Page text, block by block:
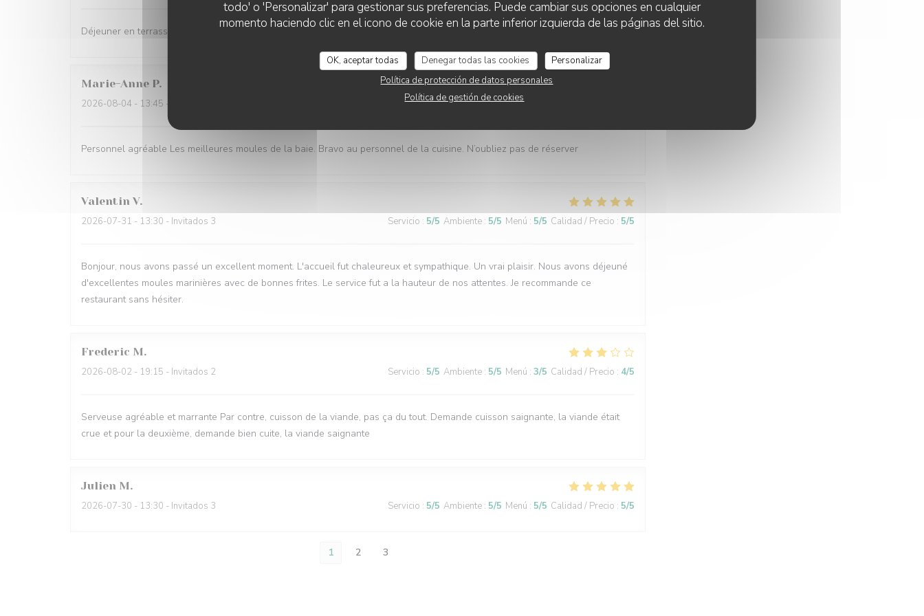
todo' o 'Personalizar' para gestionar sus preferencias. Puede cambiar sus opciones en cualquier
momento haciendo clic en el icono de cookie en la parte inferior izquierda de las páginas del sitio.
OK, aceptar todas Denegar todas las cookies
Personalizar
Política de protección de datos personales
Política de gestión de cookies
Déjeuner en terrasse très agréable et des plats de qualité ( les moules sont extra), un service rapide, nous reviendrons
Marie-Anne P
2026-08-04 - 13:45 - Invitados 4 Servicio:5/5 Ambiente:5/5 Menú
Personnel agréable Les meilleures moules de la baie. Bravo au personnel de la cuisine. N’oubliez pas de réserver
Valentin V
2026-07-31 - 13:30 - Invitados 3 Servicio : 5/5 Ambiente : 5/5 Menú : 5/5 Calidad / Precio : 5/5
Bonjour, nous avons passé un excellent moment. L'accueil fut chaleureux et sympathique. Un vrai plaisir. Nous avons déjeuné
d'excellentes moules marinières avec de bonnes frites. Le service fut a la hauteur de nos attentes. Je recommande ce
restaurant sans hésiter.
Frederic M
2026-08-02 - 19:15 - Invitados 2 Servicio : 5/5 Ambiente : 5/5 Menú : 3/5 Calidad / Precio : 4/5
Serveuse agréable et marrante Par contre, cuisson de la viande, pas ça du tout. Demande cuisson saignante, la viande était
crue et pour la deuxième, demande bien cuite, la viande saignante
Julien M
2026-07-30 - 13:30 - Invitados 3 Servicio : 5/5 Ambiente : 5/5 Menú : 5/5 Calidad / Precio : 5/5
1 2 3